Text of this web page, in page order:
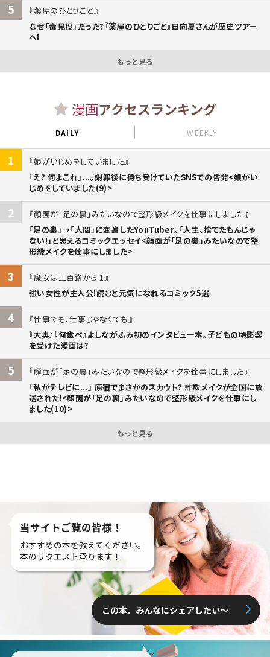
5
薬屋のひとりごと
なぜ「毒見役」だった?『薬屋のひとりごと』日向夏さんが歴史ツアー
へ!
もっと見る
漫画アクセスランキング
DAILY WEEKLY
1
娘がいじめをしていました
「え? 何よこれ」...。謝罪後に待ち受けていたSNSでの告発<娘がい
じめをしていました(9)>
2
顔面が「足の裏」みたいなので整形級メイクを仕事にしました
「足の裏」→「人間」に変身したYouTuber。「人生、捨てたもんじゃ
ない!」と思えるコミックエッセイ<顔面が「足の裏」みたいなので整
形級メイクを仕事にしました>
3
魔女は三百路から 1
強い女性が主人公!読むと元気になれるコミック5選
4
仕事でも、仕事じゃなくても
『大奥』『何食べ』よしながふみ初のインタビュー本。子どもの頃影響
を受けた漫画は?
5
顔面が「足の裏」みたいなので整形級メイクを仕事にしました
「私がテレビに...」 原宿でまさかのスカウト? 詐欺メイクが全国に放
送された!<顔面が「足の裏」みたいなので整形級メイクを仕事にし
ました(10)>
もっと見る
当サイトご覧の皆様！
おすすめの本を教えてください。
本のリクエスト承ります！
この本、みんなにシェアしたい〜